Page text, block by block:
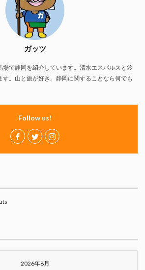
ガッツ
場で静岡を紹介しています。清水エスパルスと鈴
す。山と旅が好き。静岡に関することなら何でも
Follow us!
2026年8月